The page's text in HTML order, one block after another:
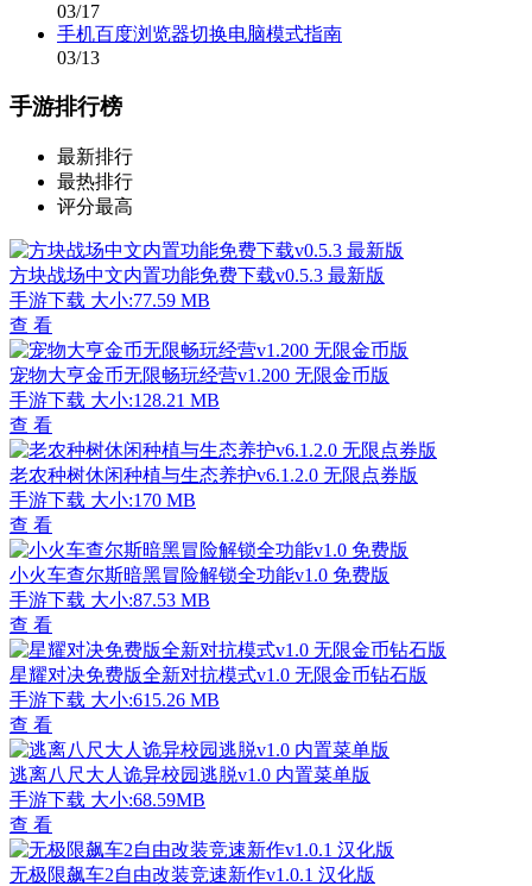
03/17
手机百度浏览器切换电脑模式指南
03/13
手游排行榜
最新排行
最热排行
评分最高
方块战场中文内置功能免费下载v0.5.3 最新版
手游下载 大小:77.59 MB
查 看
宠物大亨金币无限畅玩经营v1.200 无限金币版
手游下载 大小:128.21 MB
查 看
老农种树休闲种植与生态养护v6.1.2.0 无限点券版
手游下载 大小:170 MB
查 看
小火车查尔斯暗黑冒险解锁全功能v1.0 免费版
手游下载 大小:87.53 MB
查 看
星耀对决免费版全新对抗模式v1.0 无限金币钻石版
手游下载 大小:615.26 MB
查 看
逃离八尺大人诡异校园逃脱v1.0 内置菜单版
手游下载 大小:68.59MB
查 看
无极限飙车2自由改装竞速新作v1.0.1 汉化版